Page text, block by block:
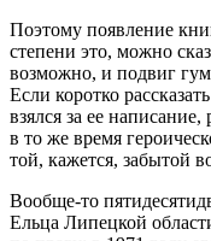
Поэтому появление
степени это, можно
возможно, и подвиг
Если коротко
взялся за ее
в то же время
той, кажется, забытой
Вообще-то
Ельца Липецкой